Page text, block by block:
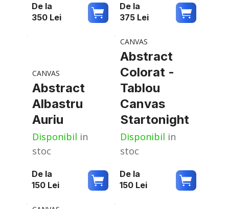
De la
350 Lei
De la
375 Lei
CANVAS
Abstract
Albastru
Auriu
Disponibil in
stoc
De la
150 Lei
CANVAS
Abstract
Colorat -
Tablou
Canvas
Startonight
Disponibil in
stoc
De la
150 Lei